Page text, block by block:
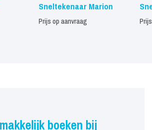
Sneltekenaar Marion
Prijs op aanvraag
boeken bij